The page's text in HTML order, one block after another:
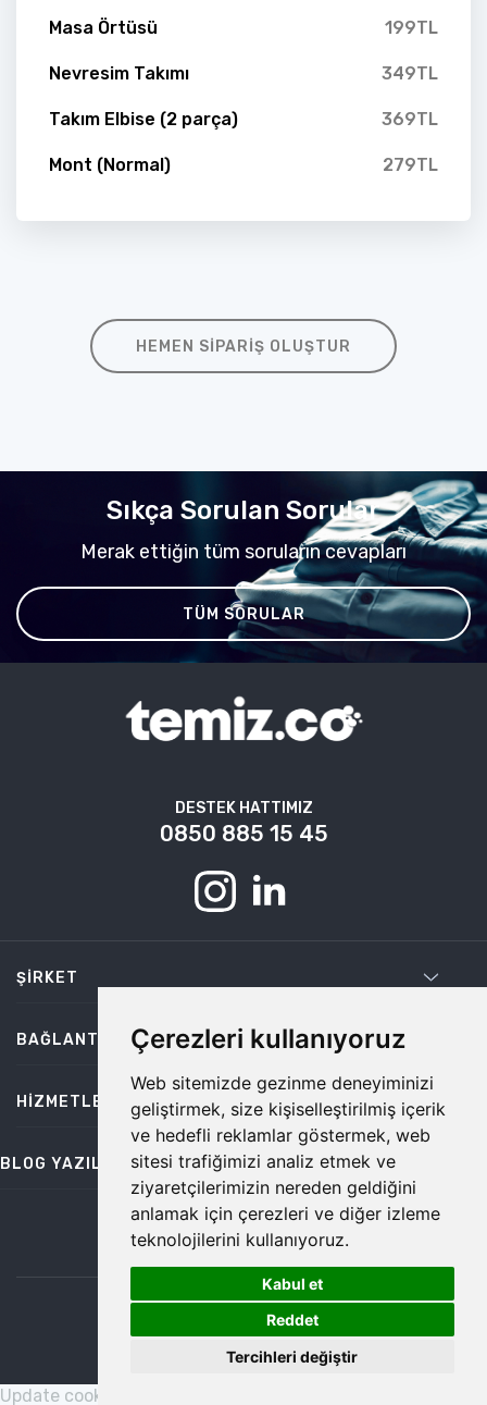
Çerezleri kullanıyoruz
Web sitemizde gezinme deneyiminizi
geliştirmek, size kişiselleştirilmiş içerik
ve hedefli reklamlar göstermek, web
sitesi trafiğimizi analiz etmek ve
ziyaretçilerimizin nereden geldiğini
anlamak için çerezleri ve diğer izleme
teknolojilerini kullanıyoruz.
Kabul et
Reddet
Tercihleri değiştir
Masa Örtüsü 199TL
Nevresim Takımı 349TL
Takım Elbise (2 parça) 369TL
Mont (Normal) 279TL
HEMEN SIPARIŞ OLUŞTUR
Sıkça Sorulan Sorular
Merak ettiğin tüm soruların cevapları
TÜM SORULAR
DESTEK HATTIMIZ
0850 885 15 45
ŞIRKET
BAĞLANTILAR
HIZMETLER
BLOG YAZILARI
bilgi@temiz.co
©2026 Temiz, Her Hakkı Saklıdır.
Update cookies preferences